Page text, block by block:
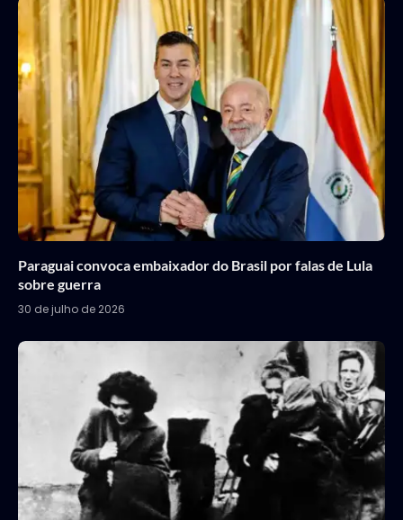
Paraguai convoca embaixador do Brasil por falas de Lula
sobre guerra
30 de julho de 2026